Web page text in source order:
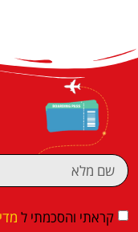
קראתי והסכמתי ל